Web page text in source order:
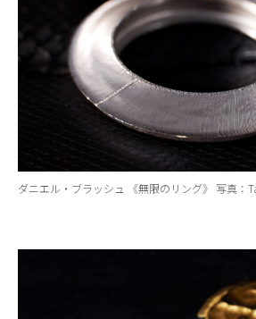
ダニエル・ブラッシュ 《無限のリング》 写真：